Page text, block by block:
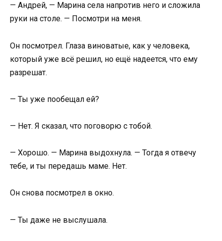
— Андрей, — Марина села напротив него и сложила
руки на столе. — Посмотри на меня.
Он посмотрел. Глаза виноватые, как у человека,
который уже всё решил, но ещё надеется, что ему
разрешат.
— Ты уже пообещал ей?
— Нет. Я сказал, что поговорю с тобой.
— Хорошо. — Марина выдохнула. — Тогда я отвечу
тебе, и ты передашь маме. Нет.
Он снова посмотрел в окно.
— Ты даже не выслушала.